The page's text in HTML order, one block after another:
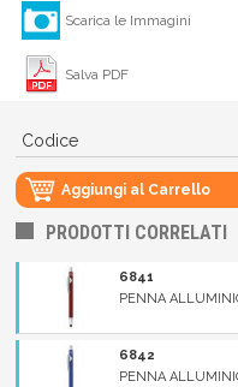
Scarica le Immagini
Salva PDF
Codice
Aggiungi al Carrello
PRODOTTI CORRELATI
6841
PENNA
6842
PENNA